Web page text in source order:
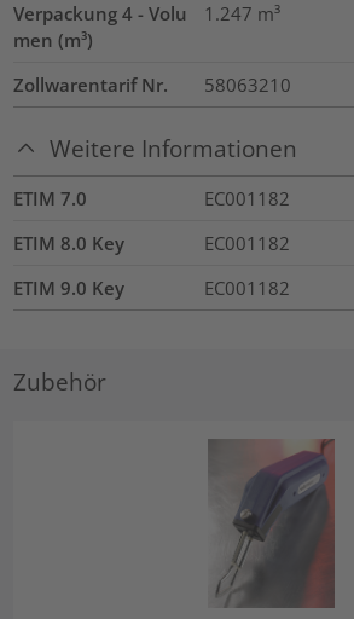
Verpackung 4 - Volu
men (m³)
1.247 m³
Zollwarentarif Nr. 58063210
Weitere Informationen
ETIM 7.0
EC001182
ETIM 8.0 Key
EC001182
ETIM 9.0 Key
EC001182
Zubehör